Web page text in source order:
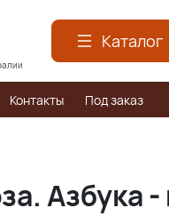
Каталог
Контакты Под заказ
Азбука -